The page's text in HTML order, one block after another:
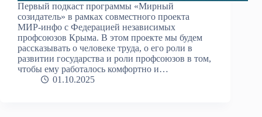
Первый подкаст программы «Мирный
созидатель» в рамках совместного проекта
МИР-инфо с Федерацией независимых
профсоюзов Крыма. В этом проекте мы будем
рассказывать о человеке труда, о его роли в
развитии государства и роли профсоюзов в том,
чтобы ему работалось комфортно и…
01.10.2025